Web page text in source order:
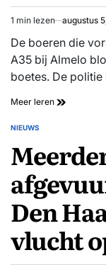
Geschatte
leestijd
1 min lezen augustus
De boeren die
A35 bij Almelo
boetes. De
Meer leren Boeren
A35-
blokkade:
kentekens
maken
handhaving
GEPLAATST
NIEUWS
Den
vlucht